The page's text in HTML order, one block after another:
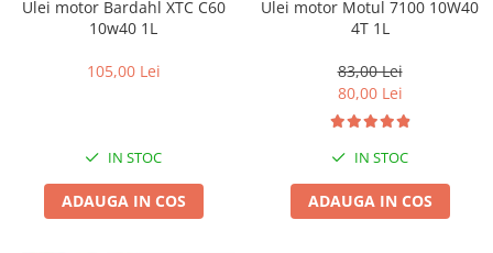
Ulei motor Bardahl XTC C60
10w40 1L
105,00 Lei
IN STOC
ADAUGA IN COS
Ulei motor Motul 7100 10W40
4T 1L
83,00 Lei
80,00 Lei
IN STOC
ADAUGA IN COS